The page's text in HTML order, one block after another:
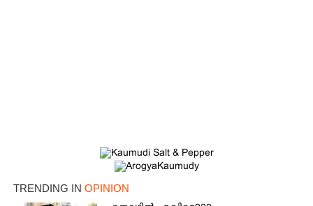
TRENDING IN OPINION